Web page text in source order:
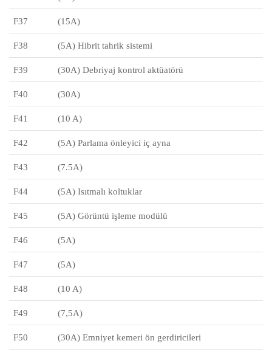
F37 (15A)
F38 (5A) Hibrit tahrik sistemi
F39 (30A) Debriyaj kontrol aktüatörü
F40 (30A)
F41 (10 A)
F42 (5A) Parlama önleyici iç ayna
F43 (7.5A)
F44 (5A) Isıtmalı koltuklar
F45 (5A) Görüntü işleme modülü
F46 (5A)
F47 (5A)
F48 (10 A)
F49 (7,5A)
F50 (30A) Emniyet kemeri ön gerdiricileri